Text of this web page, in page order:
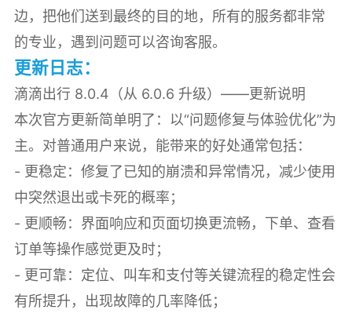
边，把他们送到最终的目的地，所有的服务都非常
的专业，遇到问题可以咨询客服。
更新日志：
滴滴出行 8.0.4（从 6.0.6 升级）——更新说明
本次官方更新简单明了：以“问题修复与体验优化”为
主。对普通用户来说，能带来的好处通常包括：
- 更稳定：修复了已知的崩溃和异常情况，减少使用
中突然退出或卡死的概率；
- 更顺畅：界面响应和页面切换更流畅，下单、查看
订单等操作感觉更及时；
- 更可靠：定位、叫车和支付等关键流程的稳定性会
有所提升，出现故障的几率降低；